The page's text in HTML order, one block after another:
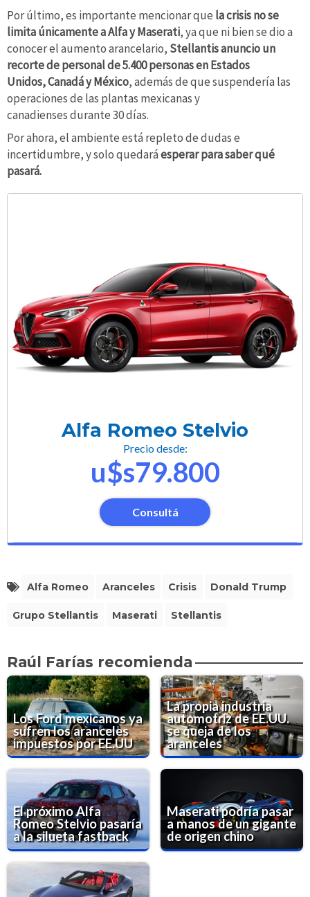
Por último, es importante mencionar que la crisis no se
limita únicamente a Alfa y Maserati, ya que ni bien se dio a
conocer el aumento arancelario, Stellantis anuncio un
recorte de personal de 5.400 personas en Estados
Unidos, Canadá y México, además de que suspendería las
operaciones de las plantas mexicanas y
canadienses durante 30 días.
Por ahora, el ambiente está repleto de dudas e
incertidumbre, y solo quedaráesperar para saber qué
pasará.
Alfa Romeo Stelvio
Precio desde:
u$s79.800
Consultá
Alfa Romeo Aranceles Crisis Donald Trump
Grupo Stellantis Maserati Stellantis
Raúl Farías recomienda
Los Ford mexicanos ya
sufren los aranceles
impuestos por EE.UU
La propia industria
automotriz de EE.UU.
se queja de los
aranceles
El próximo Alfa
Romeo Stelvio pasaría
a la silueta fastback
Maserati podría pasar
a manos de un gigante
de origen chino